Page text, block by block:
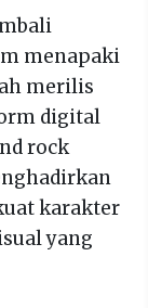
menapaki
merilis
digital
rock
karakter
yang